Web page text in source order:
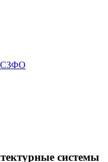
СЗФО
системы